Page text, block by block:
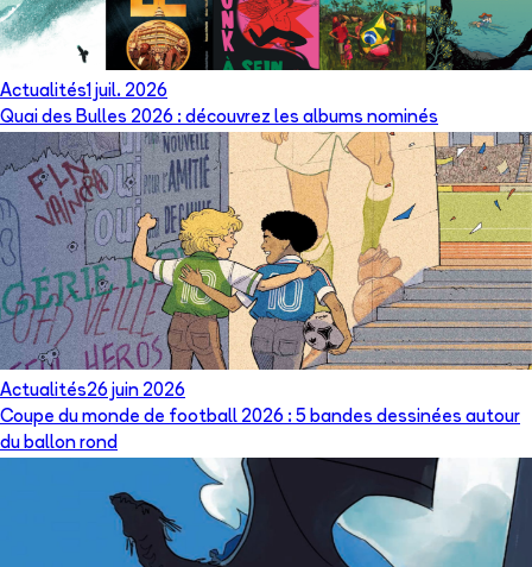
Actualités1 juil. 2026
Quai des Bulles 2026 : découvrez les albums nominés
Actualités26 juin 2026
Coupe du monde de football 2026 : 5 bandes dessinées autour
du ballon rond